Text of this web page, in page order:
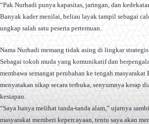
“Pak Nurhadi punya kapasitas, jaringan, dan
Banyak kader menilai, beliau layak tampil sebagai
ungkap salah satu peserta pertemuan.
Nama Nurhadi memang tidak asing di lingkar strategis
Sebagai tokoh muda yang komunikatif dan
membawa semangat perubahan ke tengah
menyatakan sikap secara terbuka, senyumnya kerap
kesiapan.
“Saya hanya melihat tanda-tanda alam,” ujarnya
masyarakat memberi kepercayaan, tentu saya akan